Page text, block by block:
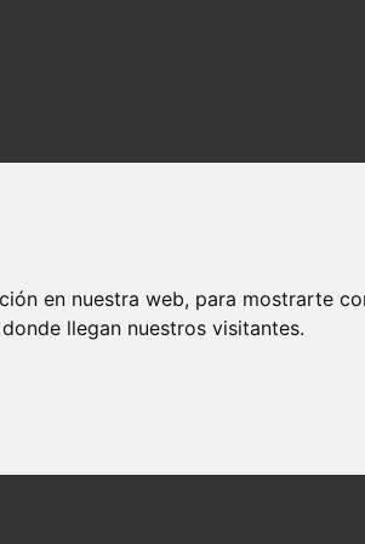
en nuestra web, para mostrarte
llegan nuestros visitantes.